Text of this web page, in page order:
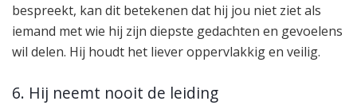
bespreekt, kan dit betekenen dat hij jou niet ziet als
iemand met wie hij zijn diepste gedachten en gevoelens
wil delen. Hij houdt het liever oppervlakkig en veilig.
6. Hij neemt nooit de leiding